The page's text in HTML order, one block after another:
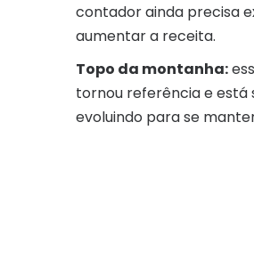
contador ainda precisa
aumentar a receita.
Topo da montanha:
tornou referência e está
evoluindo para se